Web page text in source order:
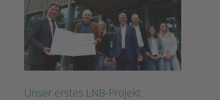
Unser erstes LNB-Projekt